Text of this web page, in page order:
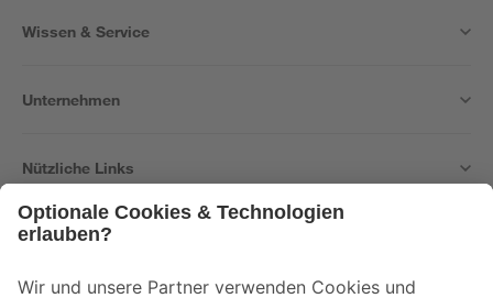
Wissen & Service
Unternehmen
Nützliche Links
Der toom Newsletter: Keine Angebote und Aktionen mehr verpassen!